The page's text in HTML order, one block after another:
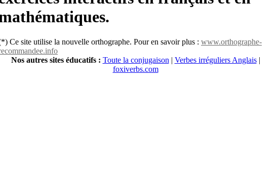
Ce site utilise la nouvelle orthographe. Pour en savoir plus : www.orthographe-
Nos autres sites éducatifs : Toute la conjugaison | Verbes irréguliers Anglais|
foxiverbs.com